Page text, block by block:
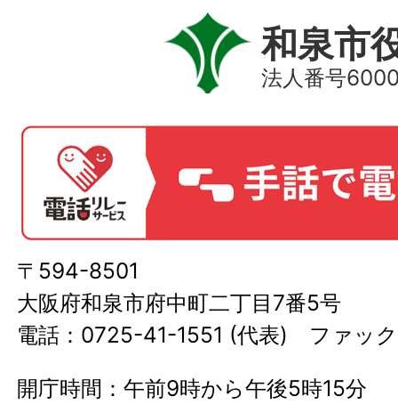
和泉市
法人番号
〒594-8501
大阪府和泉市府中町二丁目7番5号
電話：0725-41-1551 (代表) ファッ
開庁時間：午前9時から午後5時15分